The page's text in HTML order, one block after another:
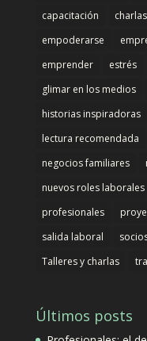
capacitación
charlas
empoderarse
emprender
estrés
glimar en los medios
historias inspiradoras
lectura recomendada
negocios familiares
nuevos roles laborales
profesionales
salida laboral
Talleres y charlas
Últimos posts